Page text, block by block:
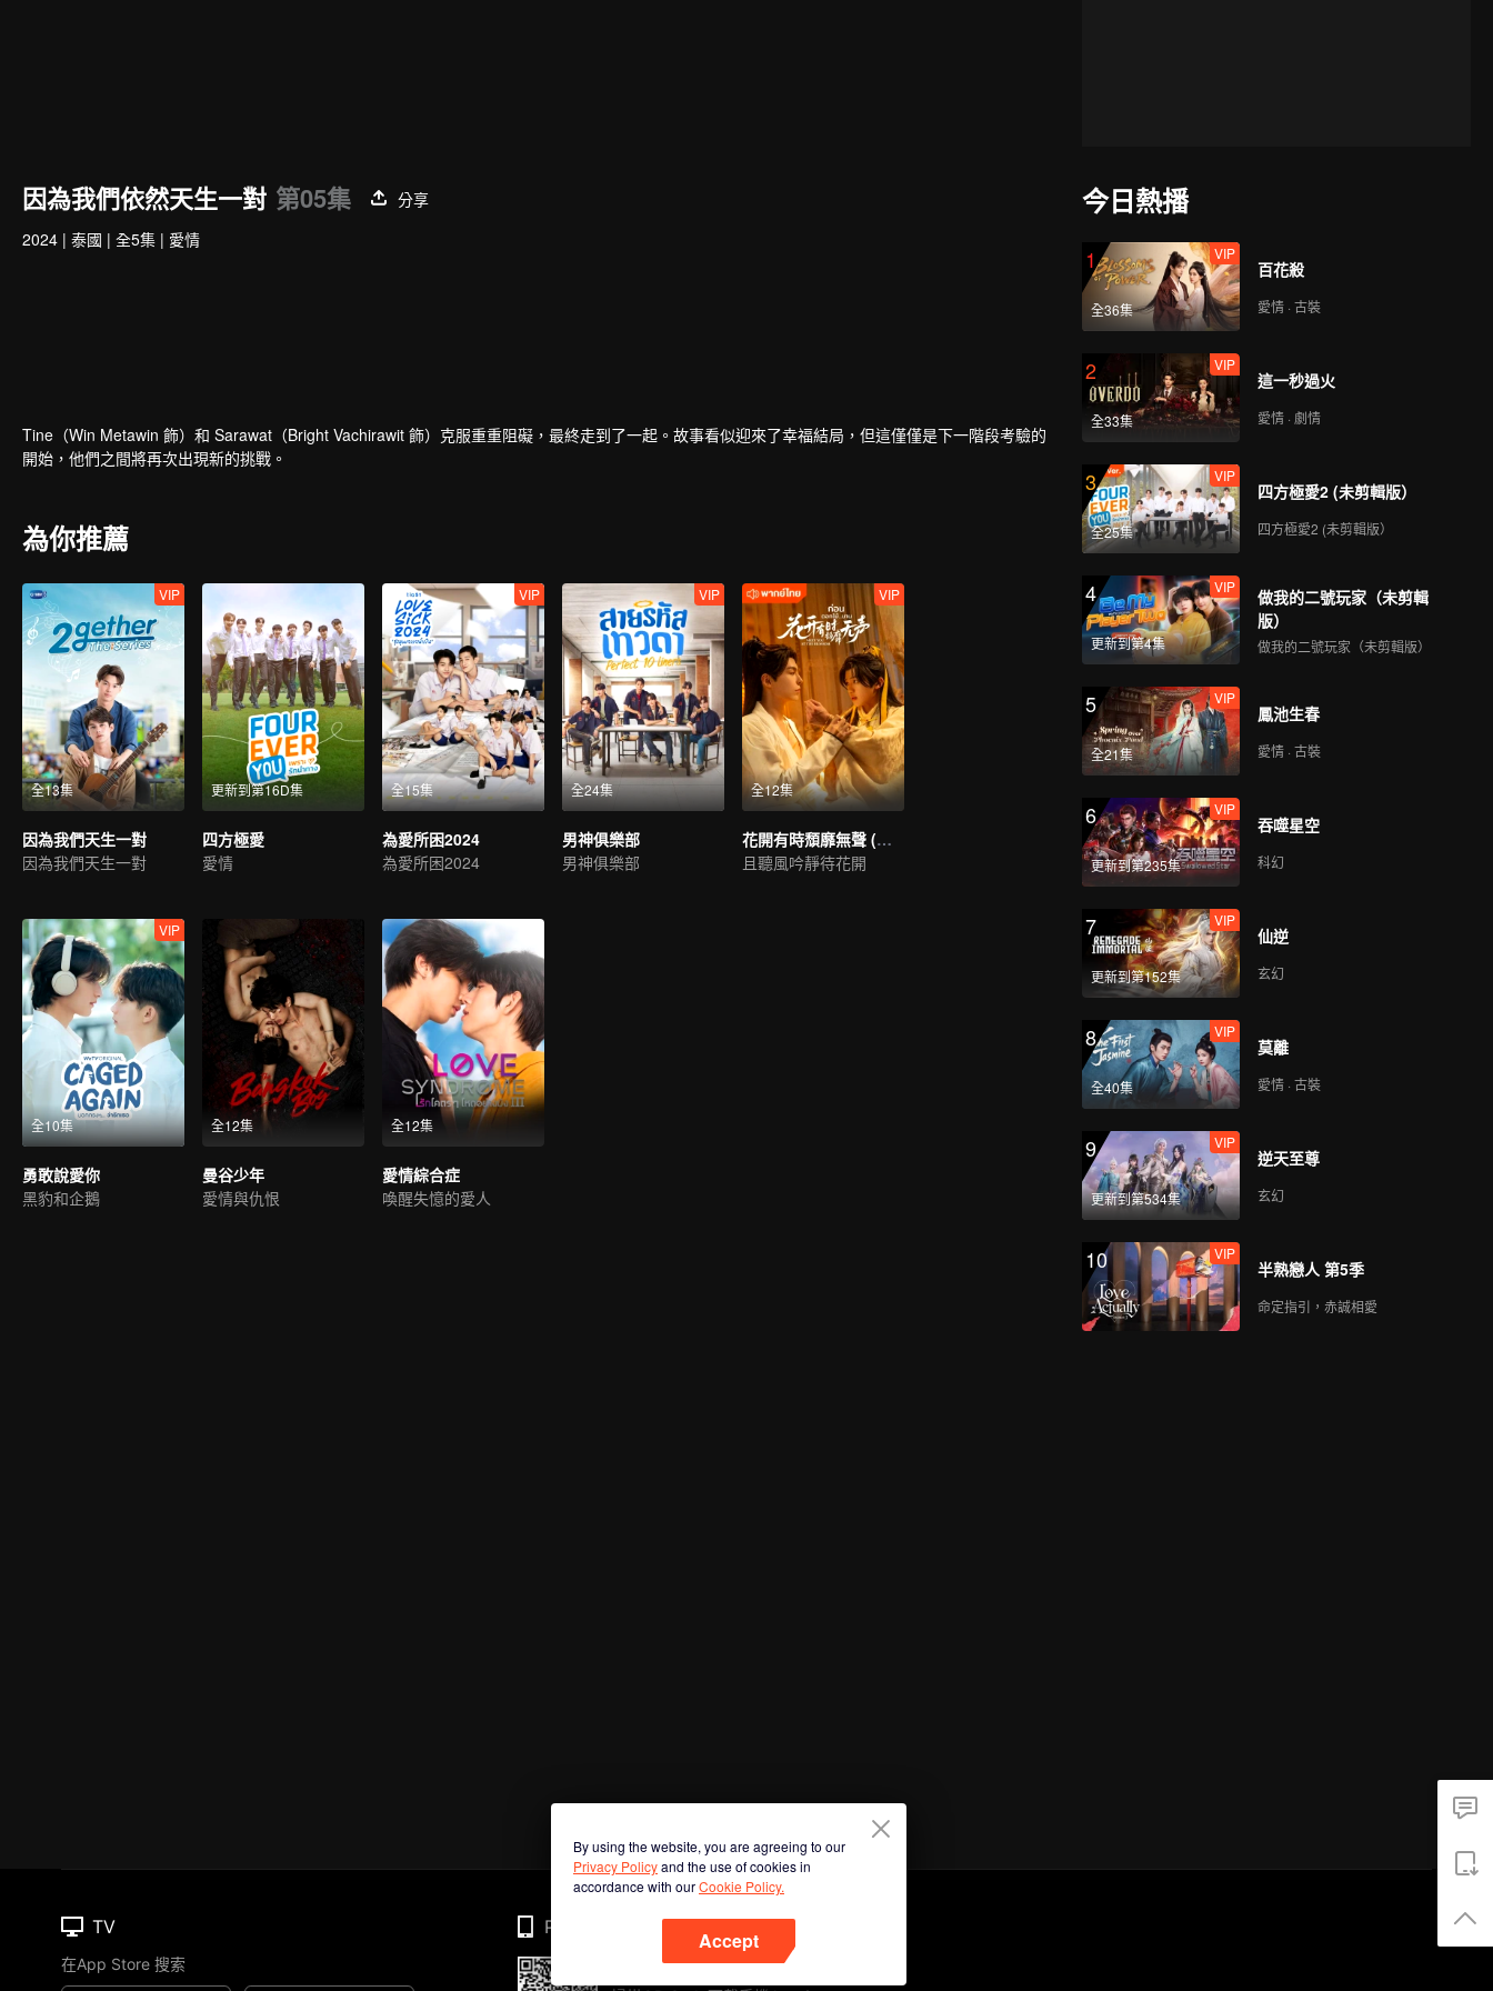
因為我們依然天生一對 第05集
分享
2024 | 泰國 | 全5集 | 愛情
Tine（Win Metawin 飾）和 Sarawat（Bright Vachirawit 飾）克服重重阻礙，最終走到了一起。故事看似迎來了幸福結局，但這僅僅是下一階段考驗的
開始，他們之間將再次出現新的挑戰。
為你推薦
全13集
VIP
因為我們天生一對
因為我們天生一對
更新到第16D集
四方極愛
愛情
全15集
VIP
為愛所困2024
為愛所困2024
全24集
VIP
男神俱樂部
男神俱樂部
全12集
VIP
花開有時頹靡無聲 (泰語版)
且聽風吟靜待花開
全10集
VIP
勇敢說愛你
黑豹和企鵝
全12集
曼谷少年
愛情與仇恨
全12集
愛情綜合症
喚醒失憶的愛人
今日熱播
1
全36集
VIP
百花殺
愛情 · 古裝
2
全33集
VIP
這一秒過火
愛情 · 劇情
3
全25集
VIP
四方極愛2 (未剪輯版）
四方極愛2 (未剪輯版）
4
更新到第4集
VIP
做我的二號玩家（未剪輯
版）
做我的二號玩家（未剪輯版）
5
全21集
VIP
鳳池生春
愛情 · 古裝
6
更新到第235集
VIP
吞噬星空
科幻
7
更新到第152集
VIP
仙逆
玄幻
8
全40集
VIP
莫離
愛情 · 古裝
9
更新到第534集
VIP
逆天至尊
玄幻
10 VIP
半熟戀人 第5季
命定指引，赤誠相愛
By using the website, you are agreeing to our
Privacy Policyand the use of cookies in
accordance with ourCookie Policy.
Accept
TV
在App Store 搜索
Phone